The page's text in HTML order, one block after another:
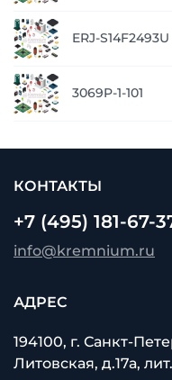
ERJ-S14F2493U
3069P-1-101
КОНТАКТЫ
+7 (495) 181-67-
info@kremnium.ru
АДРЕС
194100, г. Санкт-
Литовская, д.17а,